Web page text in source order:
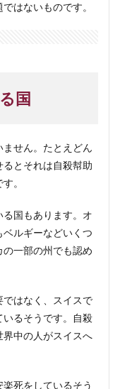
はないものです。
国
せん。たとえどん
とそれは自殺幇助
。
国もあります。オ
ルギーなどいくつ
一部の州でも認め
はなく、スイスで
るそうです。自殺
中の人がスイスへ
死をしているそう